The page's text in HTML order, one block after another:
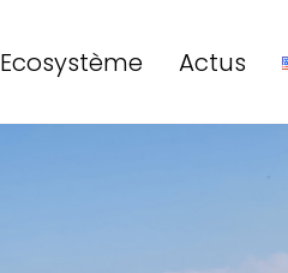
Ecosystème Actus